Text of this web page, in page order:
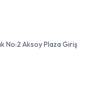
No:2 Aksoy Plaza Giriş